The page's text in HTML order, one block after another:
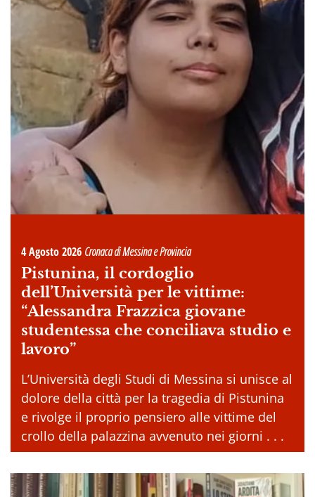
4 Agosto 2026 Cronaca di Messina e Provincia
Pistunina, il cordoglio
dell’Università per le vittime:
“Alessandra Frazzica giovane
studentessa che conciliava studio e
lavoro”
L’Università degli Studi di Messina si unisce al
dolore della città per la tragedia di Pistunina
e rivolge il proprio pensiero alle vittime del
crollo della palazzina avvenuto nei giorni . . .